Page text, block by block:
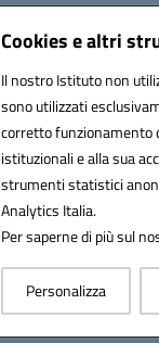
Cookies e altri
Il nostro Istituto non
sono utilizzati
corretto funzionamento
istituzionali e alla sua
strumenti statistici
Analytics Italia.
Per saperne di più sul
Personalizza